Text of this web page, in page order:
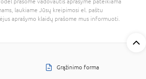
prašome vadovautis aprašyme pateikiama
laukiame Jūsų kreipimosi el. paštu
aprašymo klaidų prašome mus informuoti.
Grąžinimo forma